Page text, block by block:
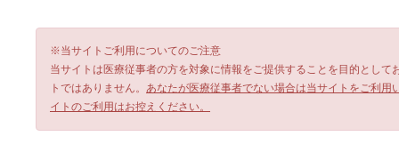
※当サイトご利用についてのご注意
当サイトは医療従事者の方を対象に情報をご提供することを目的とし
トではありません。 あなたが医療従事者でない場合は当サイトをご利
イトのご利用はお控えください。